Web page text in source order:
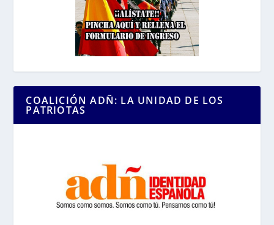
COALICIÓN ADÑ: LA UNIDAD DE LOS
PATRIOTAS